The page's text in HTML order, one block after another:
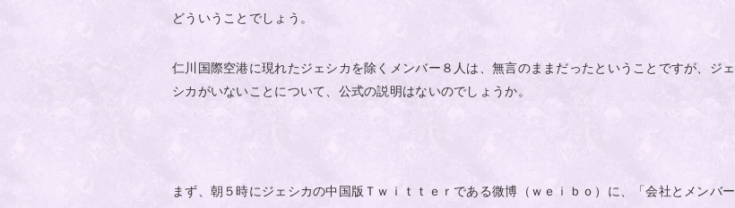
どういうことでしょう。
仁川国際空港に現れたジェシカを除くメンバー８人は、無言のままだったということですが、ジェ
シカがいないことについて、公式の説明はないのでしょうか。
まず、朝５時にジェシカの中国版Ｔｗｉｔｔｅｒである微博（ｗｅｉｂｏ）に、「会社とメンバー